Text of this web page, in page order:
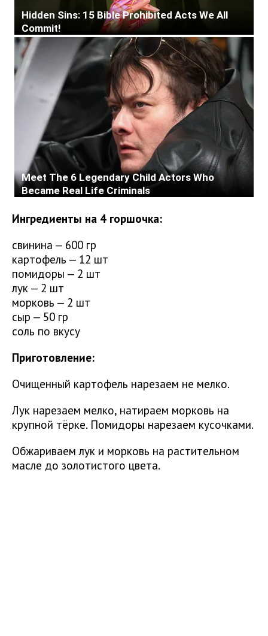
Ингредиенты на 4 горшочка:
свинина — 600 гр
картофель — 12 шт
помидоры — 2 шт
лук — 2 шт
морковь — 2 шт
сыр — 50 гр
соль по вкусу
Приготовление:
Очищенный картофель нарезаем не мелко.
Лук нарезаем мелко, натираем морковь на
крупной тёрке. Помидоры нарезаем кусочками.
Обжариваем лук и морковь на растительном
масле до золотистого цвета.